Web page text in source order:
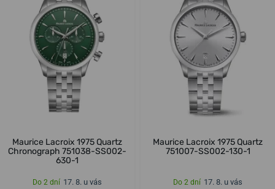
Maurice Lacroix 1975 Quartz
Chronograph 751038-SS002-
630-1
Do 2 dní 17. 8. u vás
Maurice Lacroix 1975 Quartz
751007-SS002-130-1
Do 2 dní 17. 8. u vás